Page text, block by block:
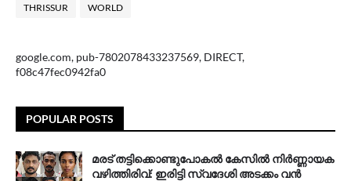
THRISSUR WORLD
google.com, pub-7802078433237569, DIRECT,
f08c47fec0942fa0
POPULAR POSTS
മരട് തട്ടിക്കൊണ്ടുപോകൽ കേസിൽ നിർണ്ണായക
വഴിത്തിരിവ്: ഇരിട്ടി സ്വദേശി അടക്കം വൻ